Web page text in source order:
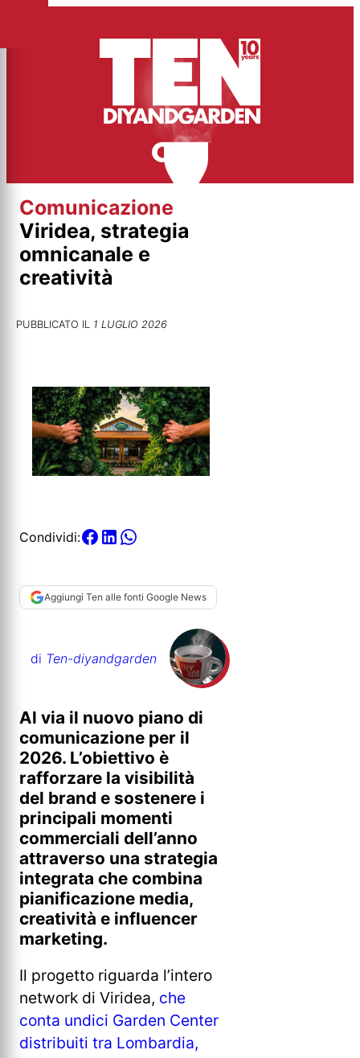
contenuto
Comunicazione
Viridea, strategia
omnicanale e
creatività
PUBBLICATO IL 1 LUGLIO 2026
Condividi:
Aggiungi Ten alle fonti Google News
di Ten-diyandgarden
Al via il nuovo piano di
comunicazione per il
2026. L’obiettivo è
rafforzare la visibilità
del brand e sostenere i
principali momenti
commerciali dell’anno
attraverso una strategia
integrata che combina
pianificazione media,
creatività e influencer
marketing.
Il progetto riguarda l’intero
network di Viridea, che
conta undici Garden Center
distribuiti tra Lombardia,